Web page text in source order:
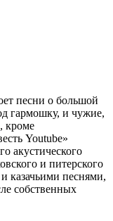
песни о большой
гармошку, и чужие,
, кроме
Youtube»
акустического
и питерского
казачьими песнями,
собственных